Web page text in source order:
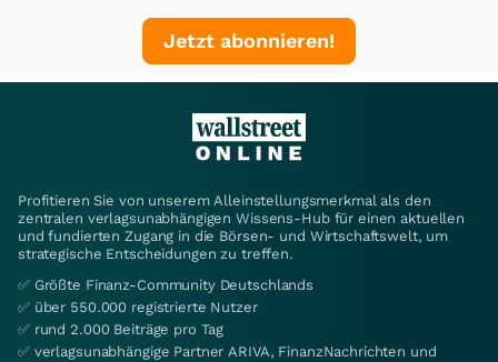
Jetzt abonnieren!
Profitieren Sie von unserem Alleinstellungsmerkmal als den
zentralen verlagsunabhängigen Wissens-Hub für einen aktuellen
und fundierten Zugang in die Börsen- und Wirtschaftswelt, um
strategische Entscheidungen zu treffen.
✅ Größte Finanz-Community Deutschlands
✅ über 550.000 registrierte Nutzer
✅ rund 2.000 Beiträge pro Tag
✅ verlagsunabhängige Partner ARIVA, FinanzNachrichten und